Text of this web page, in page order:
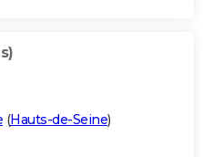
(Hauts-de-Seine)